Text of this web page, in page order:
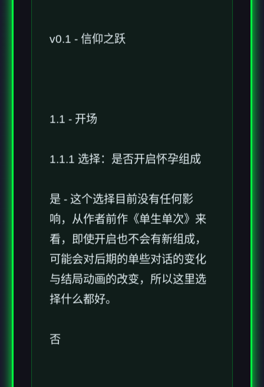
v0.1 - 信仰之跃
1.1 - 开场
1.1.1 选择：是否开启怀孕组成
是 - 这个选择目前没有任何影
响，从作者前作《单生单次》来
看，即使开启也不会有新组成，
可能会对后期的单些对话的变化
与结局动画的改变，所以这里选
择什么都好。
否